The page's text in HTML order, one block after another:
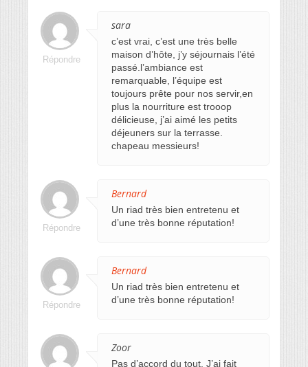
sara
c’est vrai, c’est une très belle
maison d’hôte, j’y séjournais l’été
passé.l’ambiance est
remarquable, l’équipe est
toujours prête pour nos servir,en
plus la nourriture est trooop
délicieuse, j’ai aimé les petits
déjeuners sur la terrasse.
chapeau messieurs!
Répondre
Bernard
Un riad très bien entretenu et
d’une très bonne réputation!
Répondre
Bernard
Un riad très bien entretenu et
d’une très bonne réputation!
Répondre
Zoor
Pas d’accord du tout. J’ai fait